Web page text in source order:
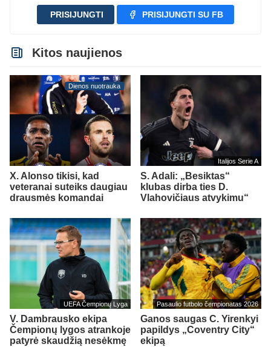
PRISIJUNGTI PRISIJUNGTI SU FB
Kitos naujienos
Dienos nuotrauka
X. Alonso tikisi, kad
veteranai suteiks daugiau
drausmės komandai
Italijos Serie A
S. Adali: „Besiktas“
klubas dirba ties D.
Vlahovičiaus atvykimu“
UEFA Čempionų Lyga
V. Dambrausko ekipa
Čempionų lygos atrankoje
patyrė skaudžią nesėkmę
Pasaulio futbolo čempionatas 2026
Ganos saugas C. Yirenkyi
papildys „Coventry City“
ekipą